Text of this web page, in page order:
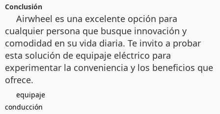
Conclusión
Airwheel es una excelente opción para
cualquier persona que busque innovación y
comodidad en su vida diaria. Te invito a probar
esta solución de equipaje eléctrico para
experimentar la conveniencia y los beneficios que
ofrece.
equipaje
conducción